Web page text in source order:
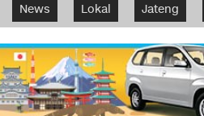
News Lokal Jateng